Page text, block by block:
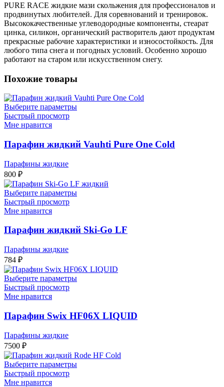
PURE RACE жидкие мази скольжения для профессионалов и
продвинутых любителей. Для соревнований и тренировок.
Высококачественные углеводородные компоненты, стеарат
цинка, силикон, органический растворитель дают продуктам
прекрасные рабочие характеристики и износостойкость. Для
любого типа снега и погодных условий. Особенно хорошо
работают на старом или искусственном снегу.
Похожие товары
Выберите параметры
Быстрый просмотр
Мне нравится
Парафин жидкий Vauhti Pure One Cold
Парафины жидкие
800 ₽
Выберите параметры
Быстрый просмотр
Мне нравится
Парафин жидкий Ski-Go LF
Парафины жидкие
784 ₽
Выберите параметры
Быстрый просмотр
Мне нравится
Парафин Swix HF06X LIQUID
Парафины жидкие
7500 ₽
Выберите параметры
Быстрый просмотр
Мне нравится